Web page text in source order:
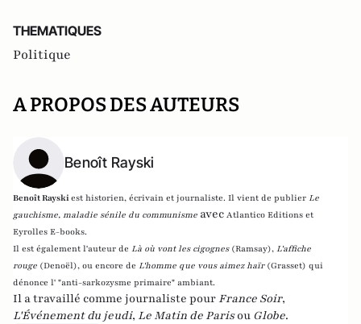
THEMATIQUES
Politique
A PROPOS DES AUTEURS
Benoît Rayski
Benoît Rayskiest historien, écrivain et journaliste. Il vient de publier Le
gauchisme, maladie sénile du communisme avec Atlantico Editions et
Eyrolles E-books.
Il est également l'auteur de Là où vont les cigognes (Ramsay), L'affiche
rouge (Denoël), ou encore de L'homme que vous aimez haïr (Grasset) qui
dénonce l' "anti-sarkozysme primaire" ambiant.
Il a travaillé comme journaliste pour France Soir,
L'Événement du jeudi, Le Matin de Parisou Globe.